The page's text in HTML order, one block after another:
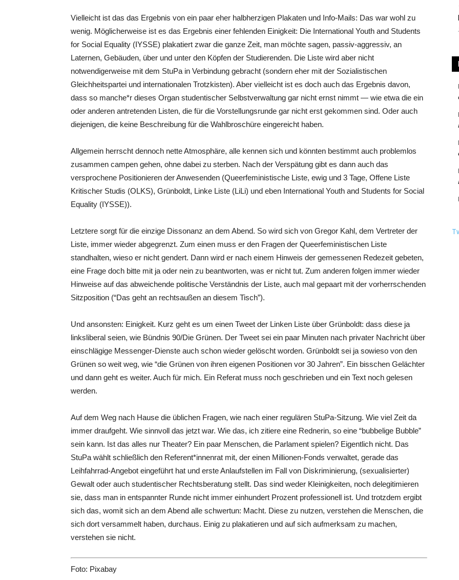
Vielleicht ist das das Ergebnis von ein paar eher halbherzigen Plakaten und Info-Mails: Das war wohl zu
wenig. Möglicherweise ist es das Ergebnis einer fehlenden Einigkeit: Die International Youth and Students
for Social Equality (IYSSE) plakatiert zwar die ganze Zeit, man möchte sagen, passiv-aggressiv, an
Laternen, Gebäuden, über und unter den Köpfen der Studierenden. Die Liste wird aber nicht
notwendigerweise mit dem StuPa in Verbindung gebracht (sondern eher mit der Sozialistischen
Gleichheitspartei und internationalen Trotzkisten). Aber vielleicht ist es doch auch das Ergebnis davon,
dass so manche*r dieses Organ studentischer Selbstverwaltung gar nicht ernst nimmt — wie etwa die ein
oder anderen antretenden Listen, die für die Vorstellungsrunde gar nicht erst gekommen sind. Oder auch
diejenigen, die keine Beschreibung für die Wahlbroschüre eingereicht haben.
Allgemein herrscht dennoch nette Atmosphäre, alle kennen sich und könnten bestimmt auch problemlos
zusammen campen gehen, ohne dabei zu sterben. Nach der Verspätung gibt es dann auch das
versprochene Positionieren der Anwesenden (Queerfeministische Liste, ewig und 3 Tage, Offene Liste
Kritischer Studis (OLKS), Grünboldt, Linke Liste (LiLi) und eben International Youth and Students for Social
Equality (IYSSE)).
Letztere sorgt für die einzige Dissonanz an dem Abend. So wird sich von Gregor Kahl, dem Vertreter der
Liste, immer wieder abgegrenzt. Zum einen muss er den Fragen der Queerfeministischen Liste
standhalten, wieso er nicht gendert. Dann wird er nach einem Hinweis der gemessenen Redezeit gebeten,
eine Frage doch bitte mit ja oder nein zu beantworten, was er nicht tut. Zum anderen folgen immer wieder
Hinweise auf das abweichende politische Verständnis der Liste, auch mal gepaart mit der vorherrschenden
Sitzposition (“Das geht an rechtsaußen an diesem Tisch”).
Und ansonsten: Einigkeit. Kurz geht es um einen Tweet der Linken Liste über Grünboldt: dass diese ja
linksliberal seien, wie Bündnis 90/Die Grünen. Der Tweet sei ein paar Minuten nach privater Nachricht über
einschlägige Messenger-Dienste auch schon wieder gelöscht worden. Grünboldt sei ja sowieso von den
Grünen so weit weg, wie “die Grünen von ihren eigenen Positionen vor 30 Jahren”. Ein bisschen Gelächter
und dann geht es weiter. Auch für mich. Ein Referat muss noch geschrieben und ein Text noch gelesen
werden.
Auf dem Weg nach Hause die üblichen Fragen, wie nach einer regulären StuPa-Sitzung. Wie viel Zeit da
immer draufgeht. Wie sinnvoll das jetzt war. Wie das, ich zitiere eine Rednerin, so eine “bubbelige Bubble”
sein kann. Ist das alles nur Theater? Ein paar Menschen, die Parlament spielen? Eigentlich nicht. Das
StuPa wählt schließlich den Referent*innenrat mit, der einen Millionen-Fonds verwaltet, gerade das
Leihfahrrad-Angebot eingeführt hat und erste Anlaufstellen im Fall von Diskriminierung, (sexualisierter)
Gewalt oder auch studentischer Rechtsberatung stellt. Das sind weder Kleinigkeiten, noch delegitimieren
sie, dass man in entspannter Runde nicht immer einhundert Prozent professionell ist. Und trotzdem ergibt
sich das, womit sich an dem Abend alle schwertun: Macht. Diese zu nutzen, verstehen die Menschen, die
sich dort versammelt haben, durchaus. Einig zu plakatieren und auf sich aufmerksam zu machen,
verstehen sie nicht.
Foto: Pixabay